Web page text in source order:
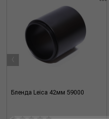
Бленда Leica 42мм 59000
‹